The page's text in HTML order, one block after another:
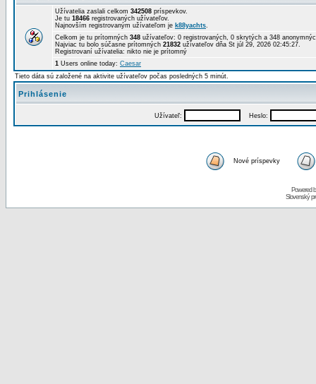
Užívatelia zaslali celkom 342508 príspevkov.
Je tu 18466 registrovaných užívateľov.
Najnovším registrovaným užívateľom je k88yachts.
Celkom je tu prítomných 348 užívateľov: 0 registrovaných, 0 skrytých a 348
Najviac tu bolo súčasne prítomných 21832 užívateľov dňa St júl 29, 2026 02:45:27.
Registrovaní užívatelia: nikto nie je prítomný
1 Users online today: Caesar
Tieto dáta sú založené na aktivite užívateľov počas posledných 5 minút.
Prihlásenie
Užívateľ: Heslo:
Nové príspevky
Powered
Slovenský